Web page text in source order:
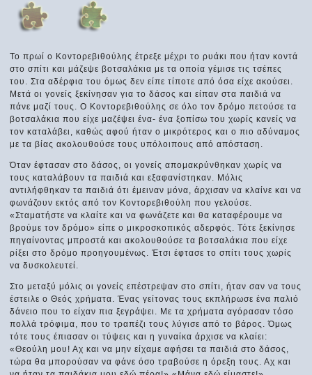
Το πρωί ο Κοντορεβιθούλης έτρεξε μέχρι το ρυάκι που ήταν κοντά
στο σπίτι και μάζεψε βοτσαλάκια με τα οποία γέμισε τις τσέπες
του. Στα αδέρφια του όμως δεν είπε τίποτε από όσα είχε ακούσει.
Μετά οι γονείς ξεκίνησαν για το δάσος και είπαν στα παιδιά να
πάνε μαζί τους. Ο Κοντορεβιθούλης σε όλο τον δρόμο πετούσε τα
βοτσαλάκια που είχε μαζέψει ένα- ένα ξοπίσω του χωρίς κανείς να
τον καταλάβει, καθώς αφού ήταν ο μικρότερος και ο πιο αδύναμος
με τα βίας ακολουθούσε τους υπόλοιπους από απόσταση.
Όταν έφτασαν στο δάσος, οι γονείς απομακρύνθηκαν χωρίς να
τους καταλάβουν τα παιδιά και εξαφανίστηκαν. Μόλις
αντιλήφθηκαν τα παιδιά ότι έμειναν μόνα, άρχισαν να κλαίνε και να
φωνάζουν εκτός από τον Κοντορεβιθούλη που γελούσε.
«Σταματήστε να κλαίτε και να φωνάζετε και θα καταφέρουμε να
βρούμε τον δρόμο» είπε ο μικροσκοπικός αδερφός. Τότε ξεκίνησε
πηγαίνοντας μπροστά και ακολουθούσε τα βοτσαλάκια που είχε
ρίξει στο δρόμο προηγουμένως. Έτσι έφτασε το σπίτι τους χωρίς
να δυσκολευτεί.
Στο μεταξύ μόλις οι γονείς επέστρεψαν στο σπίτι, ήταν σαν να τους
έστειλε ο Θεός χρήματα. Ένας γείτονας τους εκπλήρωσε ένα παλιό
δάνειο που το είχαν πια ξεγράψει. Με τα χρήματα αγόρασαν τόσο
πολλά τρόφιμα, που το τραπέζι τους λύγισε από το βάρος. Όμως
τότε τους έπιασαν οι τύψεις και η γυναίκα άρχισε να κλαίει:
«Θεούλη μου! Αχ και να μην είχαμε αφήσει τα παιδιά στο δάσος,
τώρα θα μπορούσαν να φάνε όσο τραβούσε η όρεξη τους. Αχ και